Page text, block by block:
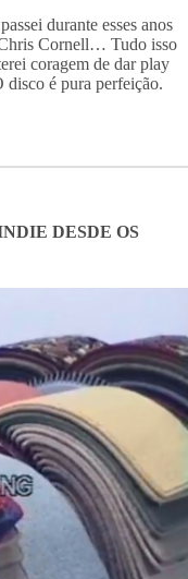
durante esses anos
Cornell… Tudo isso
coragem de dar play
é pura perfeição.
DESDE OS